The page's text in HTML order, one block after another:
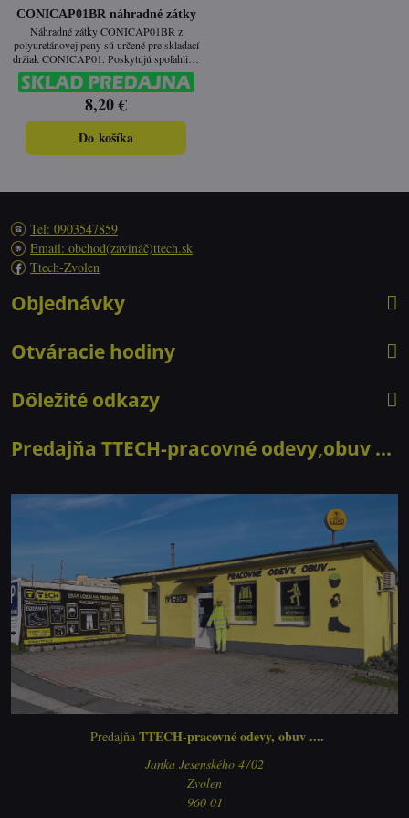
CONICAP01BR náhradné zátky
Náhradné zátky CONICAP01BR z
polyuretánovej peny sú určené pre skladací
držiak CONICAP01. Poskytujú spoľahlivú
ochranu sluchu a vysoký komfort nosenia v
hlučnom prostredí.
8,20 €
Do košíka
Tel: 0903547859
Email: obchod(zavináč)ttech.sk
Ttech-Zvolen
Objednávky
Otváracie hodiny
Dôležité odkazy
Predajňa TTECH-pracovné odevy,obuv ...
Predajňa TTECH-pracovné odevy, obuv ....
Janka Jesenského 4702
Zvolen
960 01